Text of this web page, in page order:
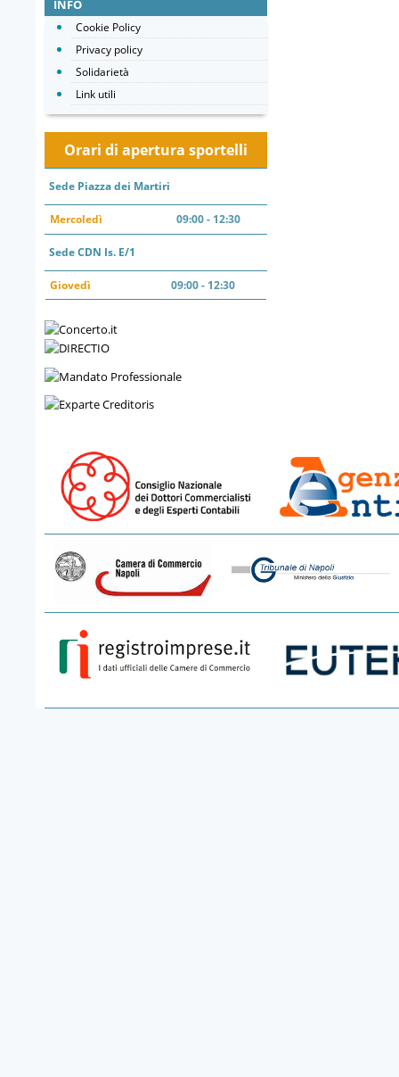
INFO
Cookie Policy
Privacy policy
Solidarietà
Link utili
Orari di apertura sportelli
Sede Piazza dei Martiri
Mercoledì 09:00 - 12:30
Sede CDN Is. E/1
Giovedì 09:00 - 12:30